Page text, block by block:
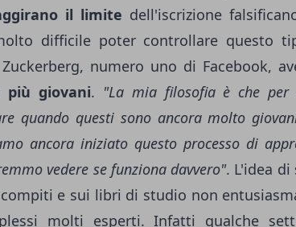
il limite dell'iscrizione
difficile poter controllare questo
numero uno di Facebook,
giovani. "La mia filosofia è che
quando questi sono ancora molto
ancora iniziato questo processo di
vedere se funziona davvero". L'idea di
e sui libri di studio non
molti esperti. Infatti qualche